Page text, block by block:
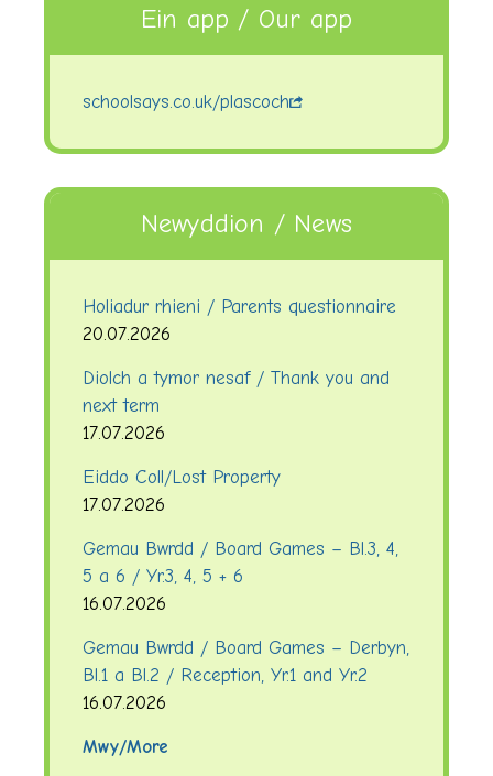
Ein app / Our app
schoolsays.co.uk/plascoch
Newyddion / News
Holiadur rhieni / Parents questionnaire
20.07.2026
Diolch a tymor nesaf / Thank you and
next term
17.07.2026
Eiddo Coll/Lost Property
17.07.2026
Gemau Bwrdd / Board Games – Bl.3, 4,
5 a 6 / Yr.3, 4, 5 + 6
16.07.2026
Gemau Bwrdd / Board Games – Derbyn,
Bl.1 a Bl.2 / Reception, Yr.1 and Yr.2
16.07.2026
Mwy/More